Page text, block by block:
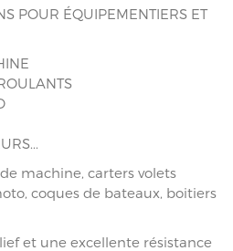
POUR ÉQUIPEMENTIERS ET
machine, carters volets
coques de bateaux, boitiers
et une excellente résistance